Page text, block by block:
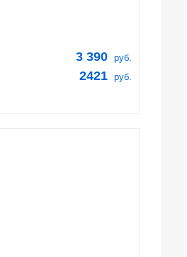
3 390 руб.
2421 руб.